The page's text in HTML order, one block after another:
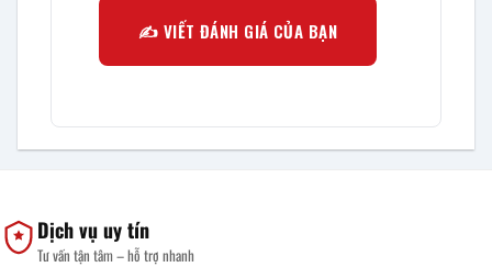
✍️ VIẾT ĐÁNH GIÁ CỦA BẠN
Dịch vụ uy tín
Tư vấn tận tâm – hỗ trợ nhanh